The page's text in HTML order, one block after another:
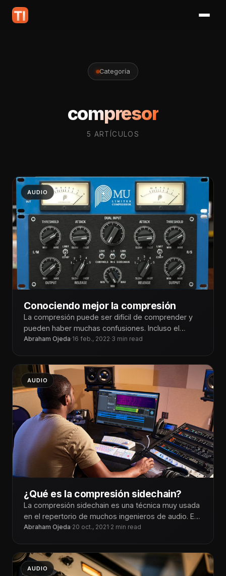
Categoría
compresor
5 ARTÍCULOS
AUDIO
Conociendo mejor la compresión
La compresión puede ser difícil de comprender y
pueden haber muchas confusiones. Incluso el
término puede ser problemático. En el
Abraham Ojeda·16 feb., 2022·3 min read
AUDIO
¿Qué es la compresión sidechain?
La compresión sidechain es una técnica muy usada
en el repertorio de muchos ingenieros de audio. En
este post, profundizaremos
Abraham Ojeda·20 oct., 2021·2 min read
AUDIO